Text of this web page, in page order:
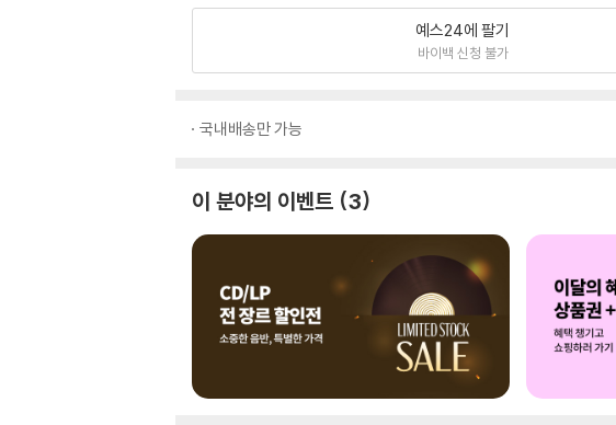
예스24에 팔기
바이백 신청 불가
국내배송만 가능
이 분야의 이벤트 3